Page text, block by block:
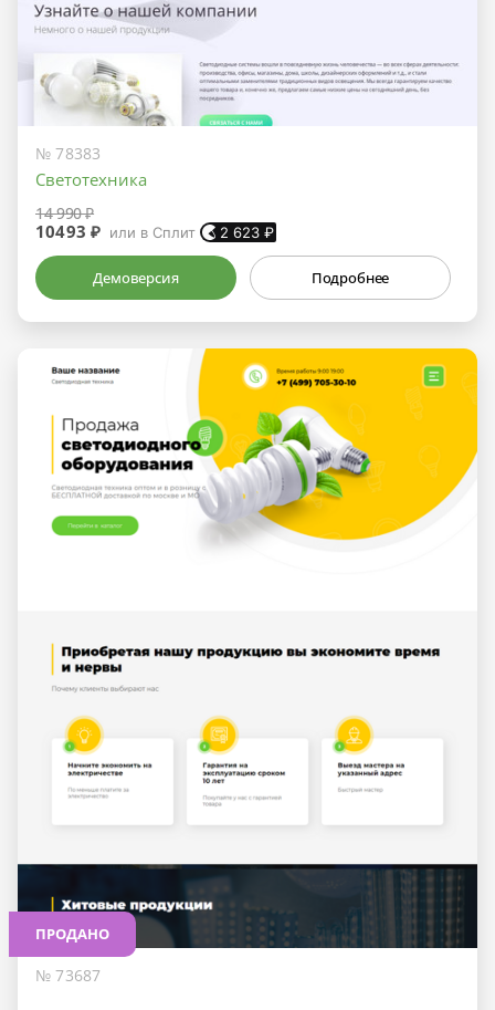
№ 78383
Светотехника
14 990 ₽
10493 ₽ или в Сплит 2 623 ₽
Демоверсия Подробнее
ПРОДАНО
№ 73687